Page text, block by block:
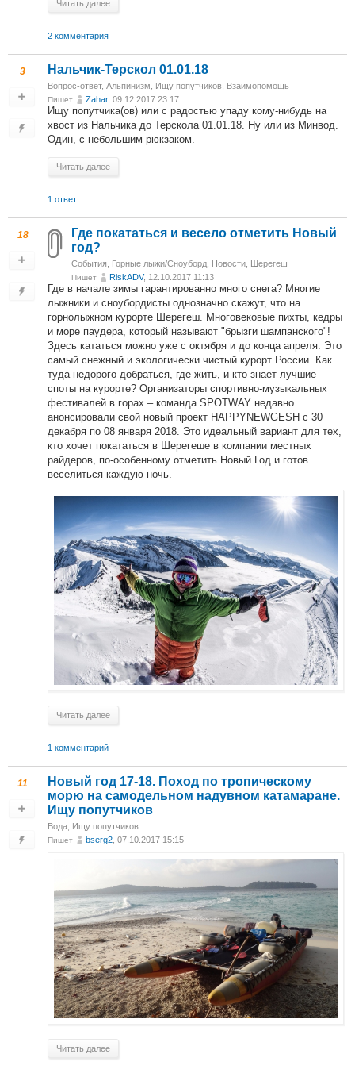
Читать далее
2 комментария
3 Нальчик-Терскол 01.01.18
Вопрос-ответ, Альпинизм Ищу попутчиков Взаимопомощь
Пишет Zahar, 09.12.2017 23:17
Ищу попутчика(ов) или с радостью упаду кому-нибудь на
хвост из Нальчика до Терскола 01.01.18. Ну или из Минвод.
Один, с небольшим рюкзаком.
Читать далее
1 ответ
18
Где покататься и весело отметить Новый
год?
События Горные лыжи/Сноуборд Новости Шерегеш
Пишет RiskADV, 12.10.2017 11:13
Где в начале зимы гарантированно много снега? Многие
лыжники и сноубордисты однозначно скажут, что на
горнолыжном курорте Шерегеш. Многовековые пихты, кедры
и море паудера, который называют "брызги шампанского"!
Здесь кататься можно уже с октября и до конца апреля. Это
самый снежный и экологически чистый курорт России. Как
туда недорого добраться, где жить, и кто знает лучшие
споты на курорте? Организаторы спортивно-музыкальных
фестивалей в горах – команда SPOTWAY недавно
анонсировали свой новый проект HAPPYNEWGESH с 30
декабря по 08 января 2018. Это идеальный вариант для тех,
кто хочет покататься в Шерегеше в компании местных
райдеров, по-особенному отметить Новый Год и готов
веселиться каждую ночь.
Читать далее
1 комментарий
11
Новый год 17-18. Поход по тропическому
морю на самодельном надувном катамаране.
Ищу попутчиков
Вода Ищу попутчиков
Пишет bserg2 , 07.10.2017 15:15
Читать далее